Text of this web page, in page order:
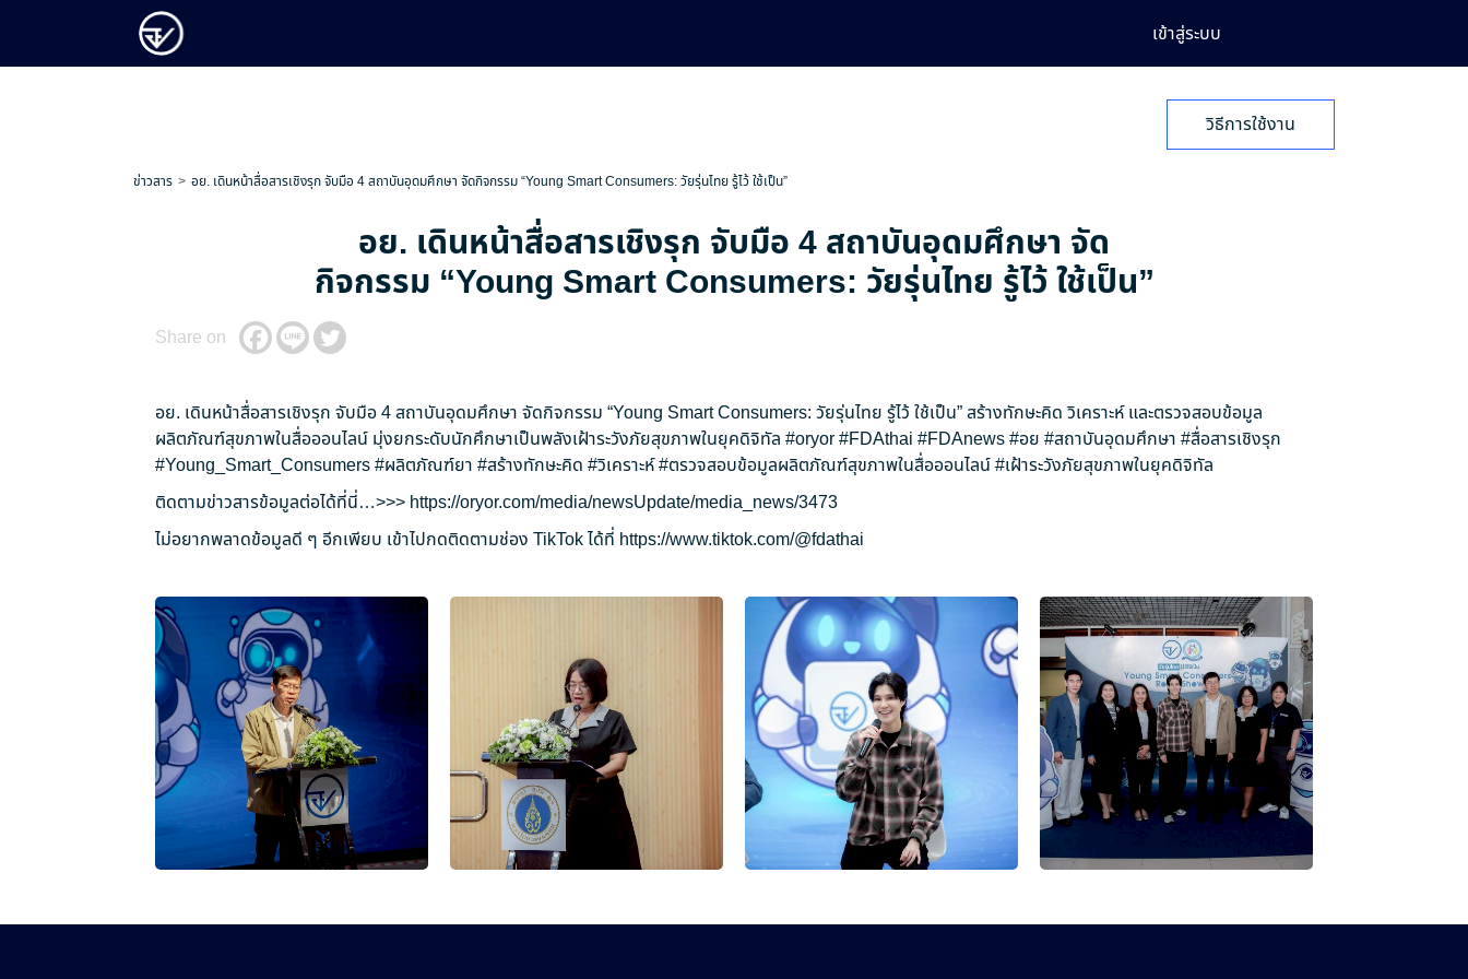
เข้าสู่ระบบ
วิธีการใช้งาน
ข่าวสาร อย. เดินหน้าสื่อสารเชิงรุก จับมือ 4 สถาบันอุดมศึกษา จัดกิจกรรม “Young Smart Consumers: วัยรุ่นไทย รู้ไว้ ใช้เป็น”
อย. เดินหน้าสื่อสารเชิงรุก จับมือ 4 สถาบันอุดมศึกษา จัด
กิจกรรม “Young Smart Consumers: วัยรุ่นไทย รู้ไว้ ใช้เป็น”
Share on
อย. เดินหน้าสื่อสารเชิงรุก จับมือ 4 สถาบันอุดมศึกษา จัดกิจกรรม “Young Smart Consumers: วัยรุ่นไทย รู้ไว้ ใช้เป็น” สร้างทักษะคิด วิเคราะห์ และตรวจสอบข้อมูล
ผลิตภัณฑ์สุขภาพในสื่อออนไลน์ มุ่งยกระดับนักศึกษาเป็นพลังเฝ้าระวังภัยสุขภาพในยุคดิจิทัล #oryor#FDAthai #FDAnews#อย #สถาบันอุดมศึกษา #สื่อสารเชิงรุก
#Young_Smart_Consumers#ผลิตภัณฑ์ยา #สร้างทักษะคิด #วิเคราะห์#ตรวจสอบข้อมูลผลิตภัณฑ์สุขภาพในสื่อออนไลน์#เฝ้าระวังภัยสุขภาพในยุคดิจิทัล
ติดตามข่าวสารข้อมูลต่อได้ที่นี่…>>> https://oryor.com/media/newsUpdate/media_news/3473
ไม่อยากพลาดข้อมูลดี ๆ อีกเพียบ เข้าไปกดติดตามช่อง TikTok ได้ที่ https://www.tiktok.com/@fdathai